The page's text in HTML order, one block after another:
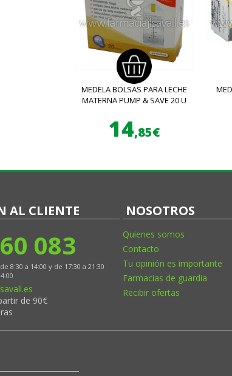
MEDELA BOLSAS PARA LECHE
MATERNA PUMP & SAVE 20 U
14,85€
AL CLIENTE
083
8:30 a 14:00 y de 17:30 a 21:30
de 90€
NOSOTROS
Quienes somos
Contacto
Tu opinión es importante
Farmacias de guardia
Recibir ofertas